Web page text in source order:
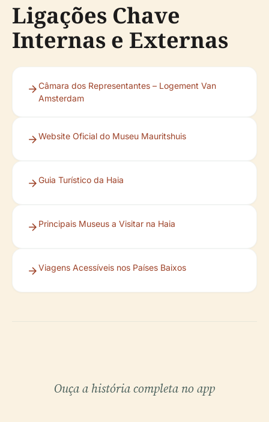
Ligações Chave
Internas e Externas
Câmara dos Representantes – Logement Van
Amsterdam
Website Oficial do Museu Mauritshuis
Guia Turístico da Haia
Principais Museus a Visitar na Haia
Viagens Acessíveis nos Países Baixos
Ouça a história completa no app